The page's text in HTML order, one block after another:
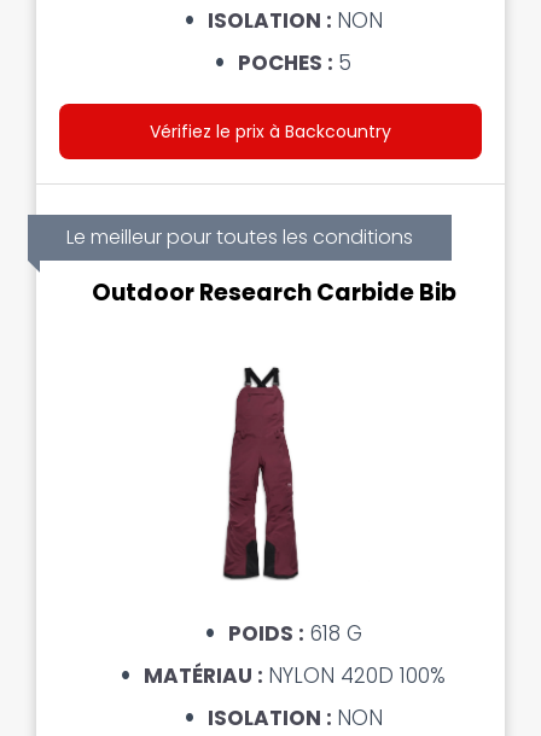
ISOLATION : NON
POCHES : 5
Vérifiez le prix à Backcountry
Le meilleur pour toutes les conditions
Outdoor Research Carbide Bib
POIDS : 618 G
MATÉRIAU : NYLON 420D 100%
ISOLATION : NON